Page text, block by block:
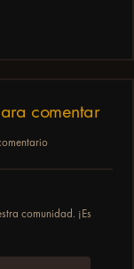
comentar
comunidad. ¡Es